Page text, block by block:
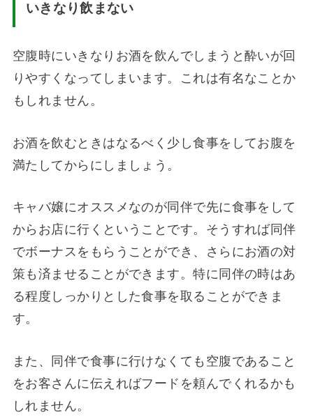
いきなり飲まない
空腹時にいきなりお酒を飲んでしまうと酔いが回
りやすくなってしまいます。これは有名なことか
もしれません。
お酒を飲むときはなるべく少し食事をしてお腹を
満たしてからにしましょう。
キャバ嬢にオススメなのが同伴で先に食事をして
からお店に行くということです。そうすれば同伴
でボーナスをもらうことができ、さらにお酒の対
策も済ませることができます。特に同伴の時はあ
る程度しっかりとした食事を取ることができま
す。
また、同伴で食事に行けなくても空腹であること
をお客さんに伝えればフードを頼んでくれるかも
しれません。